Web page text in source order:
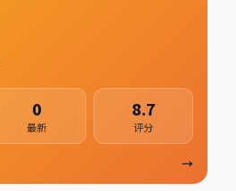
0
最新
8.7
评分
→